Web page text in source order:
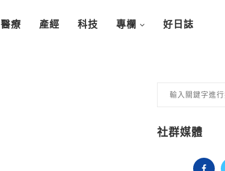
醫療 產經 科技 專欄 好日誌
社群媒體